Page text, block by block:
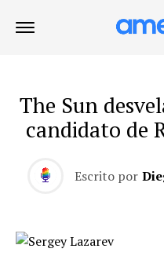
The Sun
candidato de
Escrito por